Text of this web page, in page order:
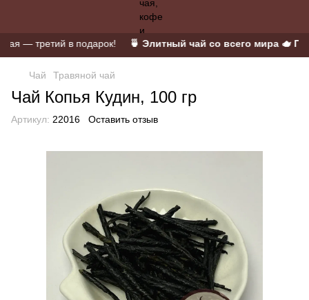
— третий в подарок! 🍵 Элитный чай со всего мира 🫖
Чай Травяной чай
Чай Копья Кудин, 100 гр
Артикул: 22016 Оставить отзыв